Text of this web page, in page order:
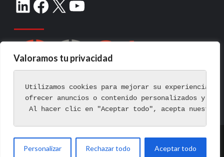
Valoramos tu privacidad
Utilizamos cookies para mejorar su experiencia
ofrecer anuncios o contenido personalizados y
Al hacer clic en "Aceptar todo", acepta nuestro
Personalizar Rechazar todo Aceptar todo
Copyright © Todos los derechos reservados.
CoverNewspor AF themes.